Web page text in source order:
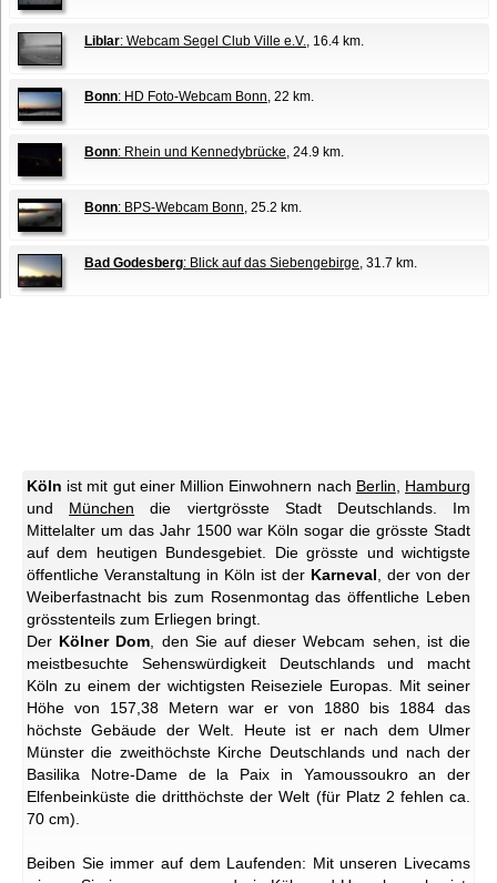
Liblar: Webcam Segel Club Ville e.V., 16.4 km.
Bonn: HD Foto-Webcam Bonn, 22 km.
Bonn: Rhein und Kennedybrücke, 24.9 km.
Bonn: BPS-Webcam Bonn, 25.2 km.
Bad Godesberg: Blick auf das Siebengebirge, 31.7 km.
Köln ist mit gut einer Million Einwohnern nach Berlin
Hamburg
und München die viertgrösste Stadt Deutschlands. Im
Mittelalter um das Jahr 1500 war Köln sogar die grösste Stadt
auf dem heutigen Bundesgebiet. Die grösste und wichtigste
öffentliche Veranstaltung in Köln ist der Karneval , der von der
Weiberfastnacht bis zum Rosenmontag das öffentliche Leben
grösstenteils zum Erliegen bringt.
Der Kölner Dom , den Sie auf dieser Webcam sehen, ist die
meistbesuchte Sehenswürdigkeit Deutschlands und macht
Köln zu einem der wichtigsten Reiseziele Europas. Mit seiner
Höhe von 157,38 Metern war er von 1880 bis 1884 das
höchste Gebäude der Welt. Heute ist er nach dem Ulmer
Münster die zweithöchste Kirche Deutschlands und nach der
Basilika Notre-Dame de la Paix in Yamoussoukro an der
Elfenbeinküste die dritthöchste der Welt (für Platz 2 fehlen ca.
70 cm).
Beiben Sie immer auf dem Laufenden: Mit unseren Livecams